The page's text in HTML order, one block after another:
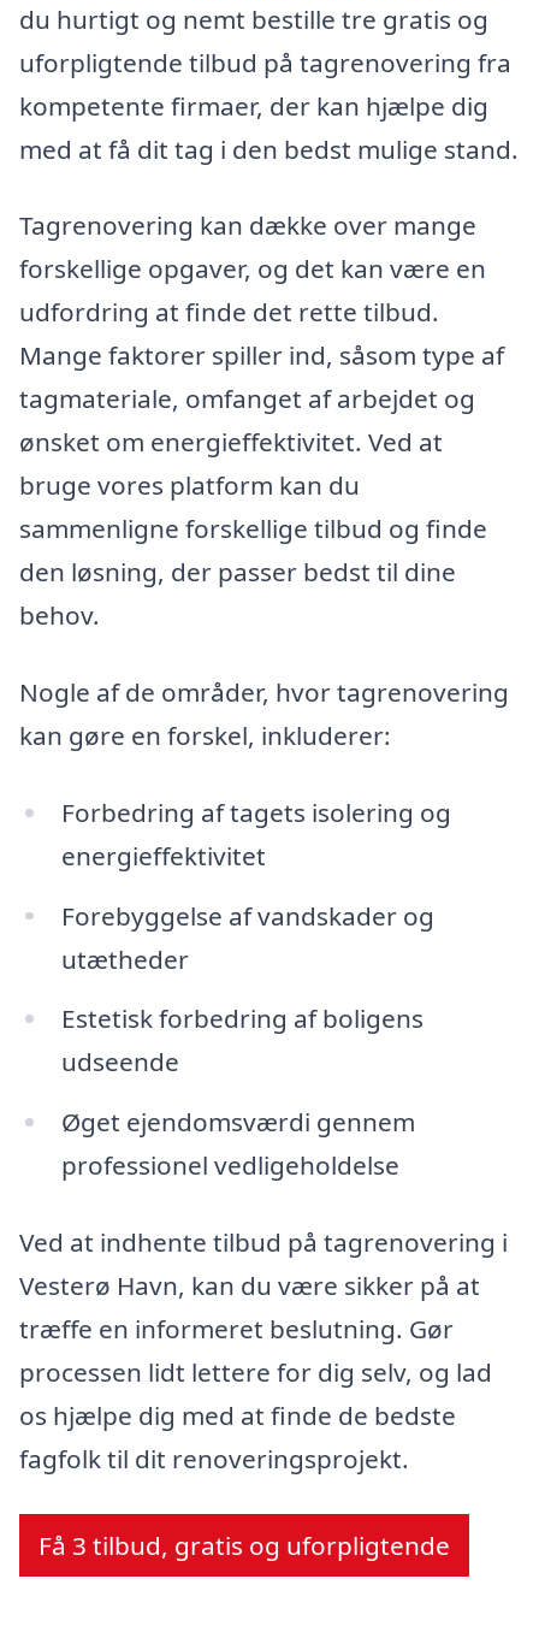
du hurtigt og nemt bestille tre gratis og
uforpligtende tilbud på tagrenovering fra
kompetente firmaer, der kan hjælpe dig
med at få dit tag i den bedst mulige stand.
Tagrenovering kan dække over mange
forskellige opgaver, og det kan være en
udfordring at finde det rette tilbud.
Mange faktorer spiller ind, såsom type af
tagmateriale, omfanget af arbejdet og
ønsket om energieffektivitet. Ved at
bruge vores platform kan du
sammenligne forskellige tilbud og finde
den løsning, der passer bedst til dine
behov.
Nogle af de områder, hvor tagrenovering
kan gøre en forskel, inkluderer:
Forbedring af tagets isolering og
energieffektivitet
Forebyggelse af vandskader og
utætheder
Estetisk forbedring af boligens
udseende
Øget ejendomsværdi gennem
professionel vedligeholdelse
Ved at indhente tilbud på tagrenovering i
Vesterø Havn, kan du være sikker på at
træffe en informeret beslutning. Gør
processen lidt lettere for dig selv, og lad
os hjælpe dig med at finde de bedste
fagfolk til dit renoveringsprojekt.
Få 3 tilbud, gratis og uforpligtende